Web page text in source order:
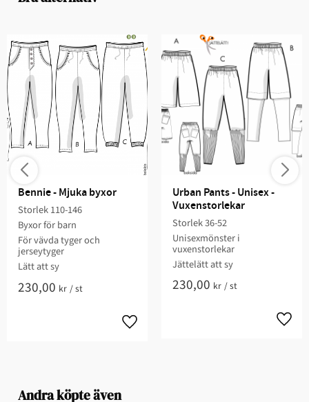
Bennie - Mjuka byxor
Storlek 110-146​
Byxor för barn​​​​
För vävda tyger och
jerseytyger​​
Lätt att sy​​​​​
230,00 kr /st
Urban Pants - Unisex -
Vuxenstorlekar
Storlek 36-52​​
Unisexmönster i
vuxenstorlekar
​​Jättelätt att sy​​​​
230,00 kr /st
Andra köpte även